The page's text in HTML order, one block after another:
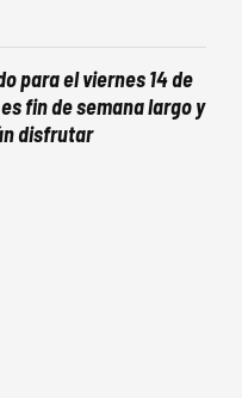
para el viernes 14 de
fin de semana largo y
disfrutar